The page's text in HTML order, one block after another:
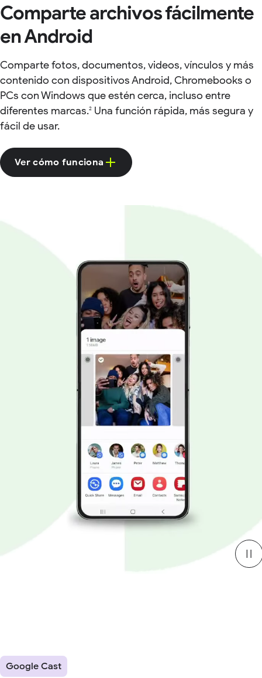
Comparte archivos fácilmente
en Android
Comparte fotos, documentos, videos, vínculos y más
contenido con dispositivos Android, Chromebooks o
PCs con Windows que estén cerca, incluso entre
diferentes marcas.2 Una función rápida, más segura y
fácil de usar.
Ver cómo funciona
Google Cast